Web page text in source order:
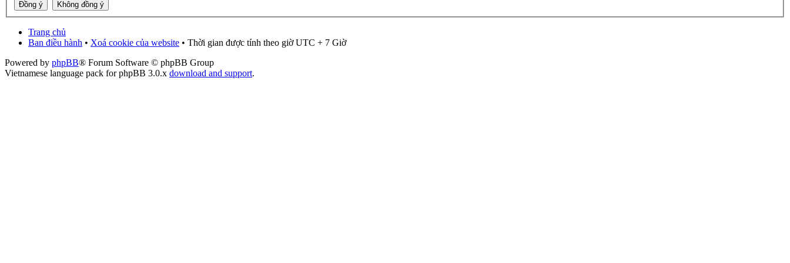
Trang chủ
Ban điều hành • Xoá cookie của website • Thời gian được tính theo giờ UTC + 7 Giờ
Powered by phpBB® Forum Software © phpBB Group
Vietnamese language pack for phpBB 3.0.x download and support.